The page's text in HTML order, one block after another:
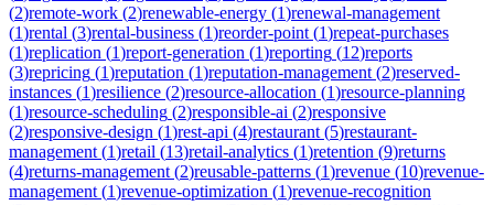
(2)remote-work (2)renewable-energy (1)renewal-management
(1)rental (3)rental-business (1)reorder-point (1)repeat-purchases
(1)replication (1)report-generation (1)reporting (12)reports
(3)repricing (1)reputation (1)reputation-management (2)reserved-
instances (1)resilience (2)resource-allocation (1)resource-planning
(1)resource-scheduling (2)responsible-ai (2)responsive
(2)responsive-design (1)rest-api (4)restaurant (5)restaurant-
management (1)retail (13)retail-analytics (1)retention (9)returns
(4)returns-management (2)reusable-patterns (1)revenue (10)revenue-
management (1)revenue-optimization (1)revenue-recognition